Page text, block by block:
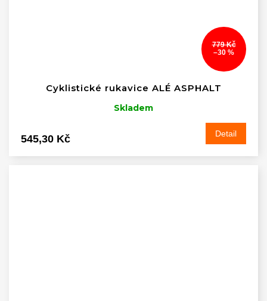
779 Kč
–30 %
Cyklistické rukavice ALÉ ASPHALT
Skladem
545,30 Kč Detail